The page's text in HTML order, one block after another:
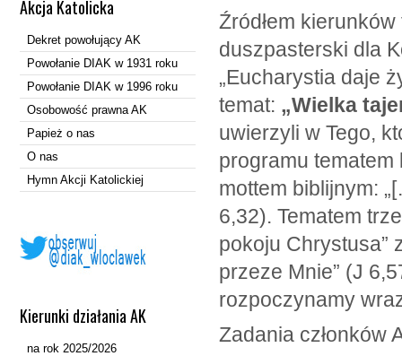
Akcja Katolicka
Dekret powołujący AK
Powołanie DIAK w 1931 roku
Powołanie DIAK w 1996 roku
Osobowość prawna AK
Papież o nas
O nas
Hymn Akcji Katolickiej
Kierunki działania AK
na rok 2025/2026
Źródłem
duszpasterski dla
„Eucharystia daje
temat: „Wielka
uwierzyli w Tego,
programu tematem
mottem biblijnym:
6,32). Tematem
pokoju Chrystusa”
przeze Mnie” (J
rozpoczynamy
Zadania członków